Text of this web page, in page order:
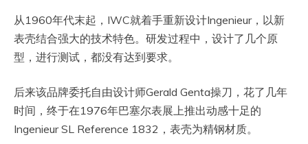
从1960年代末起，IWC就着手重新设计Ingenieur，以新
表壳结合强大的技术特色。研发过程中，设计了几个原
型，进行测试，都没有达到要求。
后来该品牌委托自由设计师Gerald Genta操刀，花了几年
时间，终于在1976年巴塞尔表展上推出动感十足的
Ingenieur SL Reference 1832，表壳为精钢材质。